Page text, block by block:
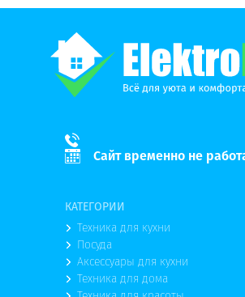
Сайт временно не
КАТЕГОРИИ
Техника для кухни
Посуда
Аксессуары для кухни
Техника для дома